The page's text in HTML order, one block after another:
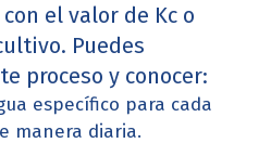
el valor de Kc o
Puedes
proceso y conocer:
específico para cada
manera diaria.